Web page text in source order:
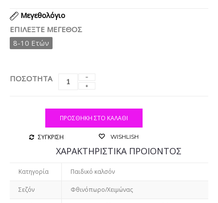
Μεγεθολόγιο
ΕΠΙΛΈΞΤΕ ΜΈΓΕΘΟΣ
8-10 Ετών
ΠΟΣΟΤΗΤΑ
ΠΡΟΣΘΉΚΗ ΣΤΟ ΚΑΛΆΘΙ
ΣΥΓΚΡΙΣΗ WISHLISH
ΧΑΡΑΚΤΗΡΙΣΤΙΚΑ ΠΡΟΙΟΝΤΟΣ
Κατηγορία Παιδικό καλσόν
Σεζόν Φθινόπωρο/Χειμώνας